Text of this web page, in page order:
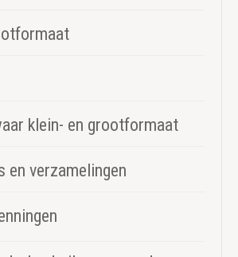
klein- en grootformaat
en verzamelingen